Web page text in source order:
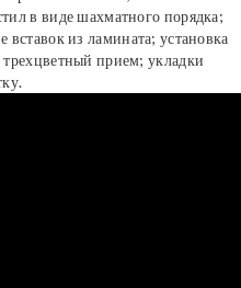
в виде шахматного порядка;
из ламината; установка
прием; укладки